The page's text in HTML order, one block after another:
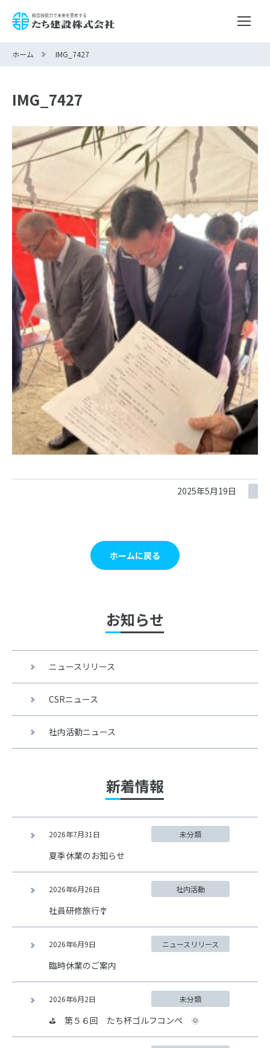
ホーム IMG_7427
IMG_7427
2025年5月19日
ホームに戻る
お知らせ
ニュースリリース
CSRニュース
社内活動ニュース
新着情報
2026年7月31日 未分類
夏季休業のお知らせ
2026年6月26日 社内活動
社員研修旅行🎐
2026年6月9日 ニュースリリース
臨時休業のご案内
2026年6月2日 未分類
⛳ 第５６回 たち杯ゴルフコンペ 🌞